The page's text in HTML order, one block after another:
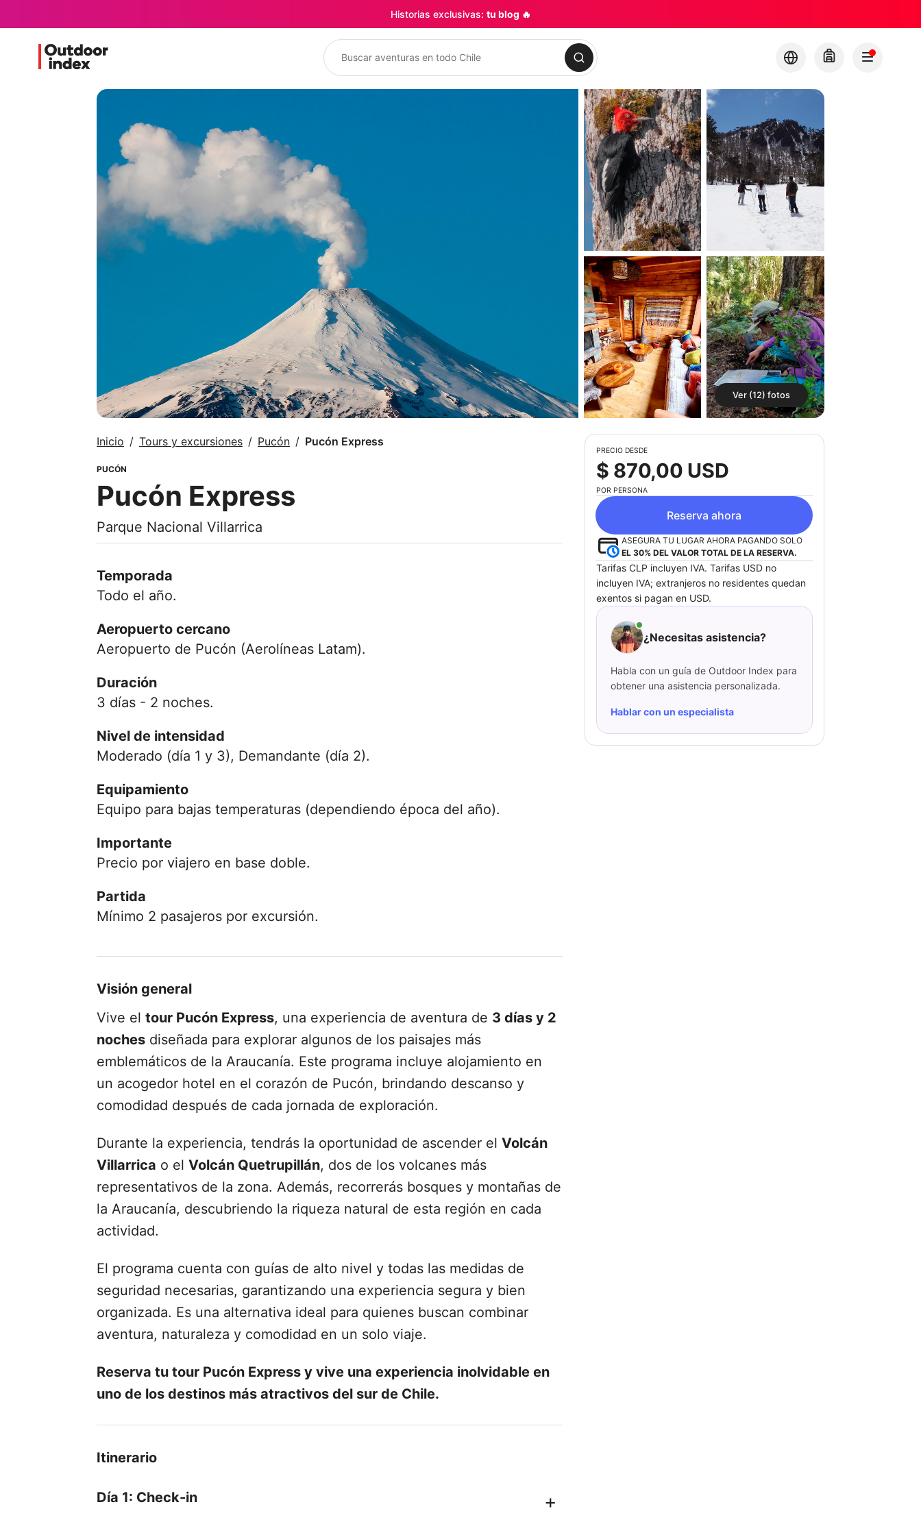
Historias exclusivas: tu blog 🔥
Buscar
Ver (12) fotos
Inicio Tours y excursiones Pucón Pucón Express
PUCÓN
Pucón Express
Parque Nacional Villarrica
Temporada
Todo el año.
Aeropuerto cercano
Aeropuerto de Pucón (Aerolíneas Latam).
Duración
3 días - 2 noches.
Nivel de intensidad
Moderado (día 1 y 3), Demandante (día 2).
Equipamiento
Equipo para bajas temperaturas (dependiendo época del año).
Importante
Precio por viajero en base doble.
Partida
Mínimo 2 pasajeros por excursión.
Visión general
Vive el tour Pucón Express, una experiencia de aventura de 3 días y 2
noches diseñada para explorar algunos de los paisajes más
emblemáticos de la Araucanía. Este programa incluye alojamiento en
un acogedor hotel en el corazón de Pucón, brindando descanso y
comodidad después de cada jornada de exploración.
Durante la experiencia, tendrás la oportunidad de ascender el Volcán
Villarrica o el Volcán Quetrupillán, dos de los volcanes más
representativos de la zona. Además, recorrerás bosques y montañas de
la Araucanía, descubriendo la riqueza natural de esta región en cada
actividad.
El programa cuenta con guías de alto nivel y todas las medidas de
seguridad necesarias, garantizando una experiencia segura y bien
organizada. Es una alternativa ideal para quienes buscan combinar
aventura, naturaleza y comodidad en un solo viaje.
Reserva tu tour Pucón Express y vive una experiencia inolvidable en
uno de los destinos más atractivos del sur de Chile.
Itinerario
Día 1: Check-in
PRECIO DESDE
$ 870,00 USD
POR PERSONA
Reserva ahora
ASEGURA TU LUGAR AHORA PAGANDO SOLO
EL 30% DEL VALOR TOTAL DE LA RESERVA.
Tarifas CLP incluyen IVA. Tarifas USD no
incluyen IVA; extranjeros no residentes quedan
exentos si pagan en USD.
¿Necesitas asistencia?
Habla con un guía de Outdoor Index para
obtener una asistencia personalizada.
Hablar con un especialista